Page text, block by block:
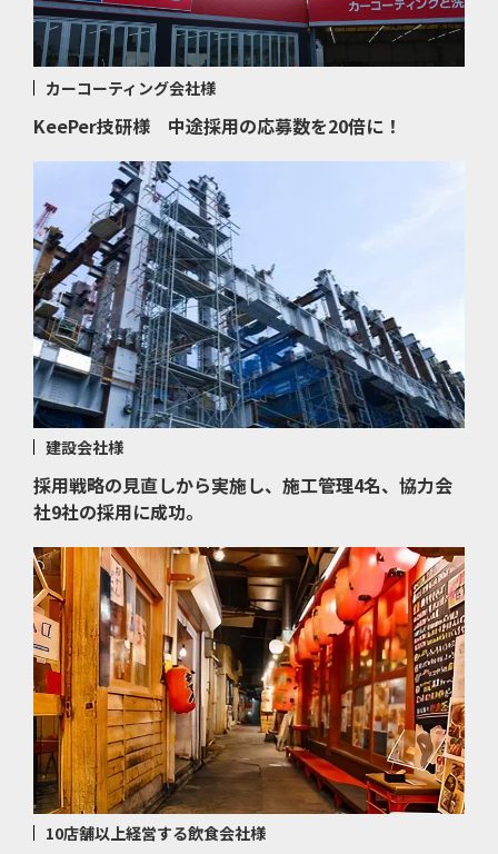
カーコーティング会社様
KeePer技研様 中途採用の応募数を20倍に！
建設会社様
採用戦略の見直しから実施し、施工管理4名、協力会
社9社の採用に成功。
10店舗以上経営する飲食会社様